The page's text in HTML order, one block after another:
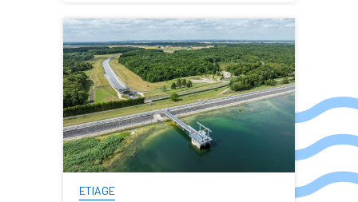
ETIAGE